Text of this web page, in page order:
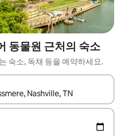
동물원 근처의 숙소
숙소, 독채 등을 예약하세요.
표 키를 사용하거나 터치 또는 스와이